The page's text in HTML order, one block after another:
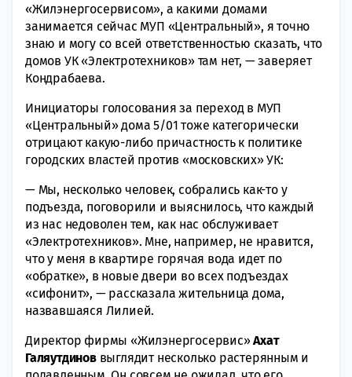
«Жилэнергосервисом», а какими домами
занимается сейчас МУП «Центральный», я точно
знаю и могу со всей ответственностью сказать, что
домов УК «Электротехников» там нет, — заверяет
Кондрабаева.
Инициаторы голосования за переход в МУП
«Центральный» дома 5/01 тоже категорически
отрицают какую-либо причастность к политике
городских властей против «московских» УК:
— Мы, несколько человек, собрались как-то у
подъезда, поговорили и выяснилось, что каждый
из нас недоволен тем, как нас обслуживает
«Электротехников». Мне, например, не нравится,
что у меня в квартире горячая вода идет по
«обратке», в новые двери во всех подъездах
«сифонит», — рассказала жительница дома,
назвавшаяся Лилией.
Директор фирмы «Жилэнергосервис»Ахат
Галяутдиноввыглядит несколько растерянным и